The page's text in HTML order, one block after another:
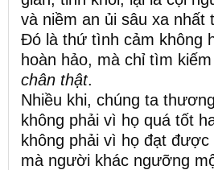
và niềm an ủi sâu xa nhất
Đó là thứ tình cảm không
hoàn hảo, mà chỉ tìm
chân thật.
Nhiều khi, chúng ta
không phải vì họ quá tốt
không phải vì họ đạt
mà người khác ngưỡng